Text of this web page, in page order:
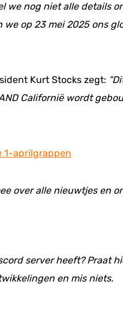
we nog niet alle details
op 23 mei 2025 ons
Kurt Stocks zegt:
Californië wordt
1-aprilgrappen
over alle nieuwtjes en
server heeft? Praat
en mis niets.